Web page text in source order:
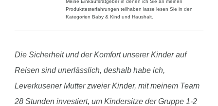
Meine Einkaufsratgeber in denen ich Sie an meinen
Produkttesterfahrungen teilhaben lasse lesen Sie in den
Kategorien Baby & Kind und Haushalt.
Die Sicherheit und der Komfort unserer Kinder auf
Reisen sind unerlässlich, deshalb habe ich,
Leverkusener Mutter zweier Kinder, mit meinem Team
28 Stunden investiert, um Kindersitze der Gruppe 1-2